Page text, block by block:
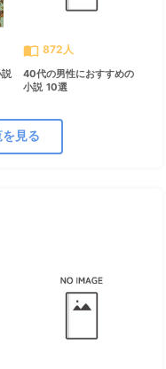
import_contacts 872人
40代の男性におすすめの
小説 10選
見る